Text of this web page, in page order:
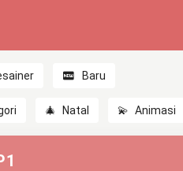
Baru
🎄 Natal 💫 Animasi